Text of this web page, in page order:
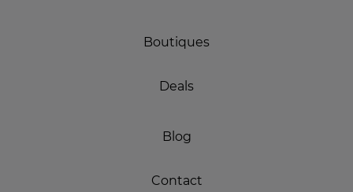
Boutiques
Deals
Blog
Contact